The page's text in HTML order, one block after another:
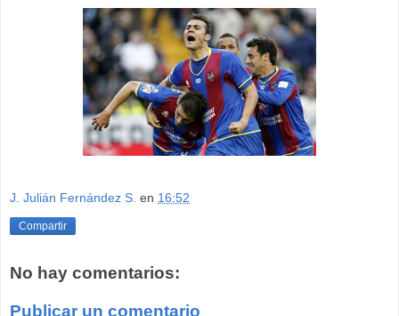
J. Julián Fernández S. en 16:52
Compartir
No hay comentarios:
Publicar un comentario